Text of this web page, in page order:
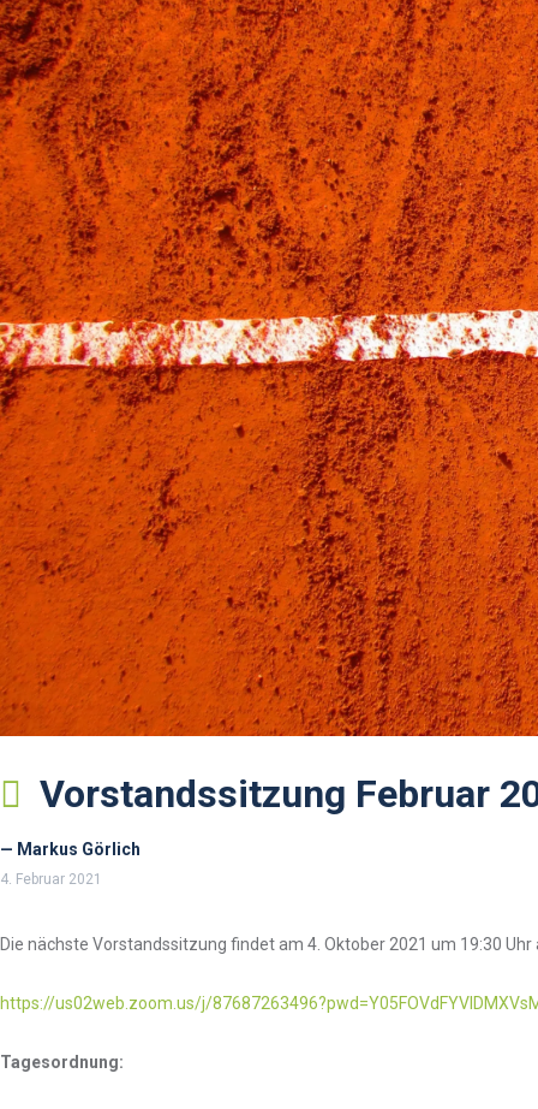
Vorstandssitzung Februar
— Markus Görlich
4. Februar 2021
Die nächste Vorstandssitzung findet am 4. Oktober 2021 um 19:30
https://us02web.zoom.us/j/
Tagesordnung: